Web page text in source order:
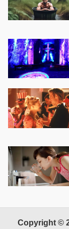
Copyright ©